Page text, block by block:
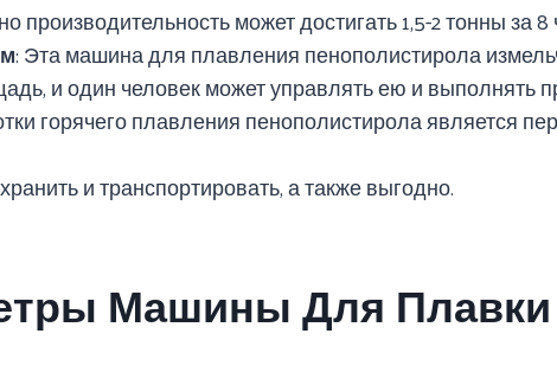
может достигать 1,5-2 тонны за 8
: Эта машина для плавления пенополистирола
и один человек может управлять ею и выполнять
горячего плавления пенополистирола является
и транспортировать, а также выгодно.
Машины Для